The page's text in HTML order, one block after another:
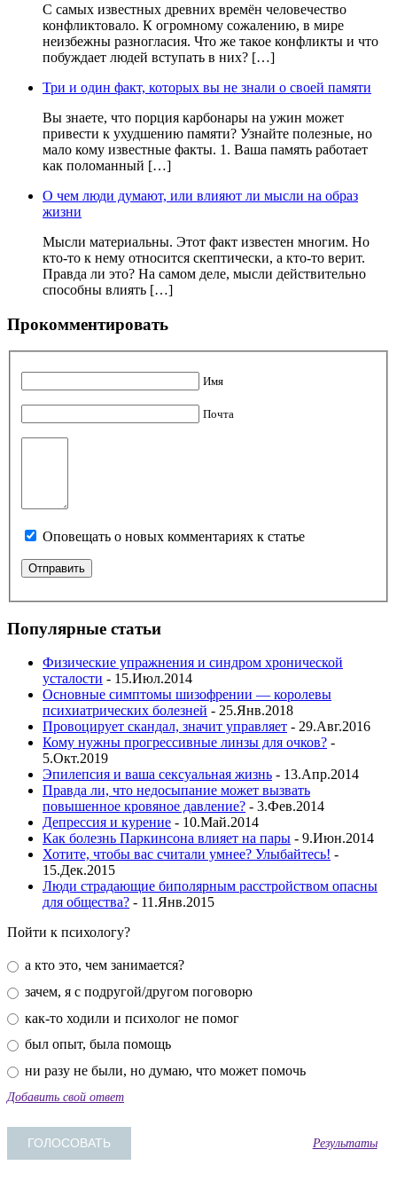
С самых известных древних времён человечество
конфликтовало. К огромному сожалению, в мире
неизбежны разногласия. Что же такое конфликты и что
побуждает людей вступать в них? […]
Три и один факт, которых вы не знали о своей памяти
Вы знаете, что порция карбонары на ужин может
привести к ухудшению памяти? Узнайте полезные, но
мало кому известные факты. 1. Ваша память работает
как поломанный […]
О чем люди думают, или влияют ли мысли на образ
жизни
Мысли материальны. Этот факт известен многим. Но
кто-то к нему относится скептически, а кто-то верит.
Правда ли это? На самом деле, мысли действительно
способны влиять […]
Прокомментировать
Имя
Почта
Оповещать о новых комментариях к статье
Популярные статьи
Физические упражнения и синдром хронической
усталости - 15.Июл.2014
Основные симптомы шизофрении — королевы
психиатрических болезней - 25.Янв.2018
Провоцирует скандал, значит управляет - 29.Авг.2016
Кому нужны прогрессивные линзы для очков? -
5.Окт.2019
Эпилепсия и ваша сексуальная жизнь - 13.Апр.2014
Правда ли, что недосыпание может вызвать
повышенное кровяное давление? - 3.Фев.2014
Депрессия и курение - 10.Май.2014
Как болезнь Паркинсона влияет на пары - 9.Июн.2014
Хотите, чтобы вас считали умнее? Улыбайтесь! -
15.Дек.2015
Люди страдающие биполярным расстройством опасны
для общества? - 11.Янв.2015
Пойти к психологу?
а кто это, чем занимается?
зачем, я с подругой/другом поговорю
как-то ходили и психолог не помог
был опыт, была помощь
ни разу не были, но думаю, что может помочь
Добавить свой ответ
Результаты